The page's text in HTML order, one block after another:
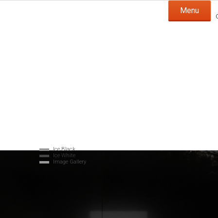
Menu
Ice Black
Ice White
Image Gallery